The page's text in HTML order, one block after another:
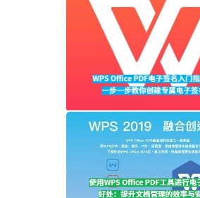
WPS Office PDF电子签名入门
一步教你创建专属电子签名